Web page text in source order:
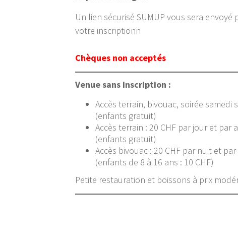
Un lien sécurisé SUMUP vous sera
votre inscriptionn
Chèques non acceptés
Venue sans inscription :
Accès terrain, bivouac, soirée samedi
(enfants gratuit)
Accès terrain : 20 CHF par jour et par
(enfants gratuit)
Accès bivouac : 20 CHF par nuit et
(enfants de 8 à 16 ans : 10 CHF)
Petite restauration et boissons à prix